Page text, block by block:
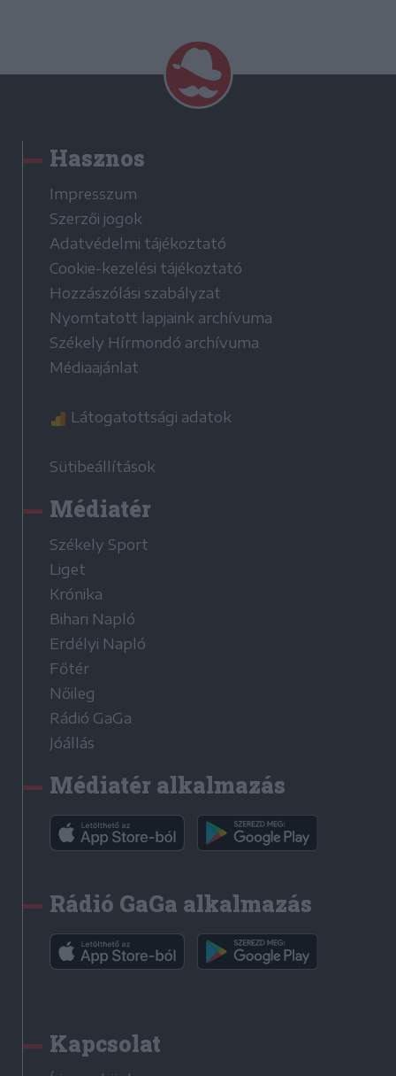
Hasznos
Impresszum
Szerzői jogok
Adatvédelmi tájékoztató
Cookie-kezelési tájékoztató
Hozzászólási szabályzat
Nyomtatott lapjaink archívuma
Székely Hírmondó archívuma
Médiaajánlat
Látogatottsági adatok
Sütibeállítások
Médiatér
Székely Sport
Liget
Krónika
Bihari Napló
Erdélyi Napló
Főtér
Nőileg
Rádió GaGa
Jóállás
Médiatér alkalmazás
Rádió GaGa alkalmazás
Kapcsolat